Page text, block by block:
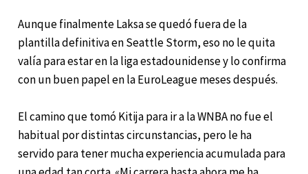
Aunque finalmente Laksa se quedó fuera de la
plantilla definitiva en Seattle Storm, eso no le quita
valía para estar en la liga estadounidense y lo confirma
con un buen papel en la EuroLeague meses después.
El camino que tomó Kitija para ir a la WNBA no fue el
habitual por distintas circunstancias, pero le ha
servido para tener mucha experiencia acumulada para